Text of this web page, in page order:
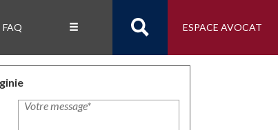
FAQ ESPACE AVOCAT